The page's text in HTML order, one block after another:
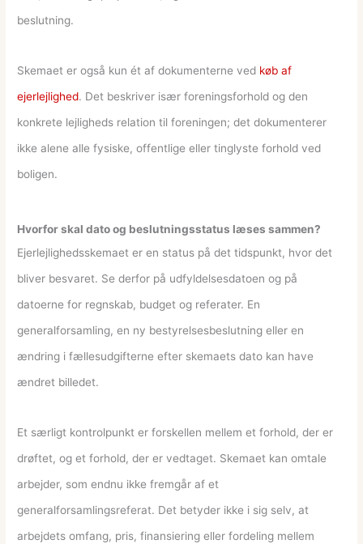
beslutning.
Skemaet er også kun ét af dokumenterne ved køb af
ejerlejlighed. Det beskriver især foreningsforhold og den
konkrete lejligheds relation til foreningen; det dokumenterer
ikke alene alle fysiske, offentlige eller tinglyste forhold ved
boligen.
Hvorfor skal dato og beslutningsstatus læses sammen?
Ejerlejlighedsskemaet er en status på det tidspunkt, hvor det
bliver besvaret. Se derfor på udfyldelsesdatoen og på
datoerne for regnskab, budget og referater. En
generalforsamling, en ny bestyrelsesbeslutning eller en
ændring i fællesudgifterne efter skemaets dato kan have
ændret billedet.
Et særligt kontrolpunkt er forskellen mellem et forhold, der er
drøftet, og et forhold, der er vedtaget. Skemaet kan omtale
arbejder, som endnu ikke fremgår af et
generalforsamlingsreferat. Det betyder ikke i sig selv, at
arbejdets omfang, pris, finansiering eller fordeling mellem